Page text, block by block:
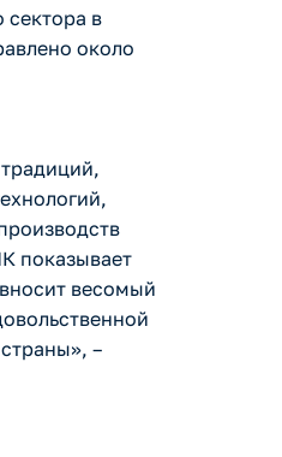
сектора в
около
показывает
весомый
–